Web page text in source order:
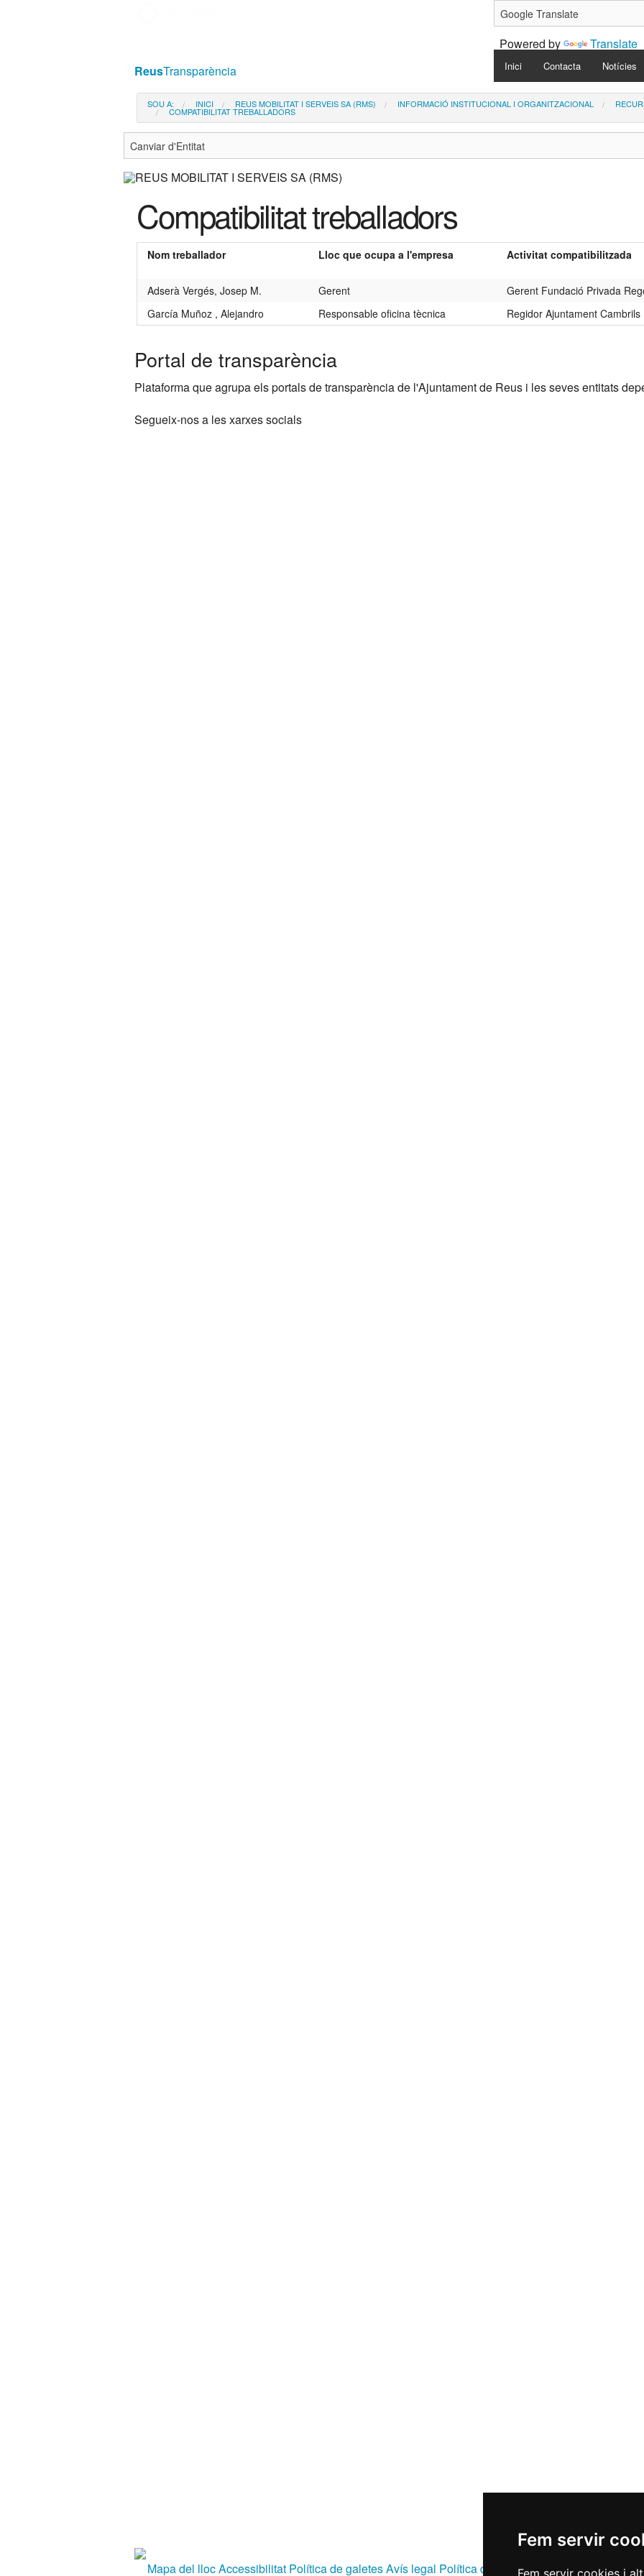
Fem servir
Fem servir cookies i
Powered by
Translate
ReusTransparència Navigation
Inici Contacta Notícies
SOU A: INICI REUS MOBILITAT I SERVEIS SA (RMS) INFORMACIÓ INSTITUCIONAL I ORGANITZACIONAL
COMPATIBILITAT TREBALLADORS
Compatibilitat treballadors
Nom treballador Lloc que ocupa a l'empresa Activitat compatibilitzada
Adserà Vergés, Josep M.
Gerent Gerent Fundació Privada
García Muñoz , Alejandro
Responsable oficina tècnica Regidor Ajuntament Cambrils
Portal de transparència
Plataforma que agrupa els portals de transparència de l'Ajuntament de Reus i les seves entitats
Segueix-nos a les xarxes socials
Mapa del llocAccessibilitat Política de galetesAvís legal Política de privacitat RGPD